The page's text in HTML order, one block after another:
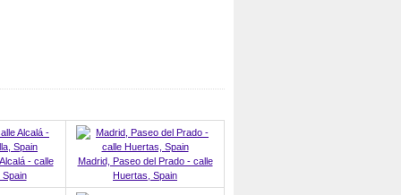
- calle
Spain
Madrid, Paseo del Prado - calle
Huertas, Spain